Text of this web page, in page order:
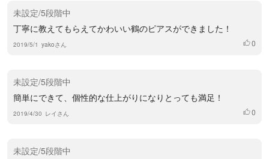
未設定/5段階中
丁寧に教えてもらえてかわいい鶴のピアスができました！
2019/5/1 yakoさん いいね
0
未設定/5段階中
簡単にできて、個性的な仕上がりになりとっても満足！
2019/4/30 レイさん いいね
0
未設定/5段階中